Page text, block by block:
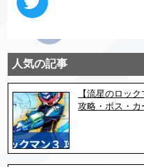
人気の記事
【流星のロッ
攻略・ボス・カ